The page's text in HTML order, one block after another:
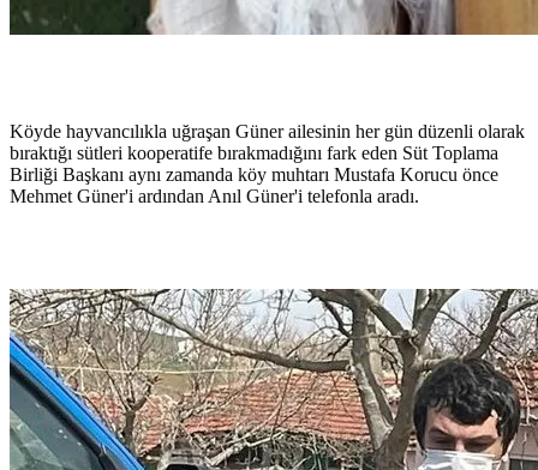
Köyde hayvancılıkla uğraşan Güner ailesinin her gün düzenli olarak
bıraktığı sütleri kooperatife bırakmadığını fark eden Süt Toplama
Birliği Başkanı aynı zamanda köy muhtarı Mustafa Korucu önce
Mehmet Güner'i ardından Anıl Güner'i telefonla aradı.